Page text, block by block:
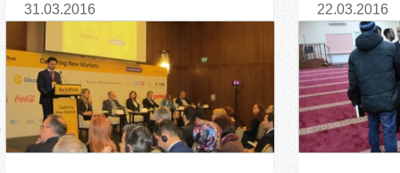
31.03.2016
22.03.2016